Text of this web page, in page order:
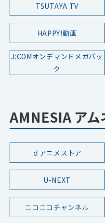
TSUTAYA TV
HAPPY!動画
J:COMオンデマンドメガパッ
ク
AMNESIA アム
ｄアニメストア
U-NEXT
ニコニコチャンネル